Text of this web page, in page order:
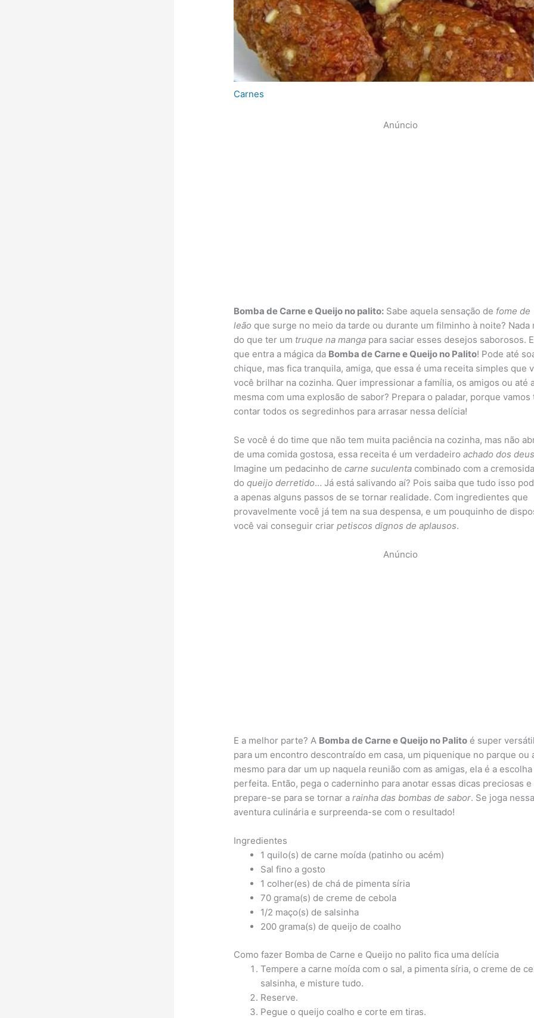
Carnes
Anúncio
Bomba de Carne e Queijo no palito: Sabe aquela sensação de fome de
leão que surge no meio da tarde ou durante um filminho à noite? Nada
do que ter um truque na manga para saciar esses desejos saborosos.
que entra a mágica da Bomba de Carne e Queijo no Palito! Pode até
chique, mas fica tranquila, amiga, que essa é uma receita simples que
você brilhar na cozinha. Quer impressionar a família, os amigos ou até
mesma com uma explosão de sabor? Prepara o paladar, porque vamos
contar todos os segredinhos para arrasar nessa delícia!
Se você é do time que não tem muita paciência na cozinha, mas não
de uma comida gostosa, essa receita é um verdadeiroachado dos
Imagine um pedacinho decarne suculenta combinado com a
doqueijo derretido… Já está salivando aí? Pois saiba que tudo isso
a apenas alguns passos de se tornar realidade. Com ingredientes que
provavelmente você já tem na sua despensa, e um pouquinho de
você vai conseguir criarpetiscos dignos de aplausos.
Anúncio
E a melhor parte? A Bomba de Carne e Queijo no Palito é super
para um encontro descontraído em casa, um piquenique no parque ou
mesmo para dar um up naquela reunião com as amigas, ela é a escolha
perfeita. Então, pega o caderninho para anotar essas dicas preciosas e
prepare-se para se tornar arainha das bombas de sabor. Se joga nessa
aventura culinária e surpreenda-se com o resultado!
Ingredientes
1 quilo(s) de carne moída (patinho ou acém)
Sal fino a gosto
1 colher(es) de chá de pimenta síria
70 grama(s) de creme de cebola
1/2 maço(s) de salsinha
200 grama(s) de queijo de coalho
Como fazer Bomba de Carne e Queijo no palito fica uma delícia
Tempere a carne moída com o sal, a pimenta síria, o creme de
salsinha, e misture tudo.
Reserve.
Pegue o queijo coalho e corte em tiras.